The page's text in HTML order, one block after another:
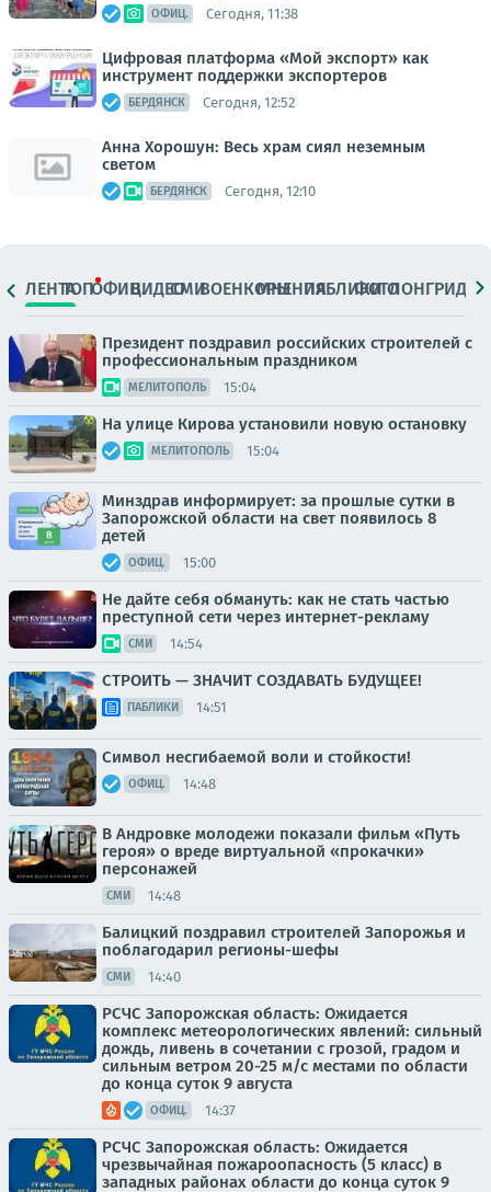
ОФИЦ. Сегодня, 11:38
Цифровая платформа «Мой экспорт» как
инструмент поддержки экспортеров
БЕРДЯНСК Сегодня, 12:52
Анна Хорошун: Весь храм сиял неземным
светом
БЕРДЯНСК Сегодня, 12:10
ЛЕНТАТОПОФИЦ.ВИДЕОСМИВОЕНКОРЫМНЕНИЯПАБЛИКИ
ФОТОЛОНГРИДЫ
Президент поздравил российских строителей с
профессиональным праздником
МЕЛИТОПОЛЬ 15:04
На улице Кирова установили новую остановку
МЕЛИТОПОЛЬ 15:04
Минздрав информирует: за прошлые сутки в
Запорожской области на свет появилось 8
детей
ОФИЦ. 15:00
Не дайте себя обмануть: как не стать частью
преступной сети через интернет-рекламу
СМИ 14:54
СТРОИТЬ — ЗНАЧИТ СОЗДАВАТЬ БУДУЩЕЕ!
ПАБЛИКИ 14:51
Символ несгибаемой воли и стойкости!
ОФИЦ. 14:48
В Андровке молодежи показали фильм «Путь
героя» о вреде виртуальной «прокачки»
персонажей
СМИ 14:48
Балицкий поздравил строителей Запорожья и
поблагодарил регионы-шефы
СМИ 14:40
РСЧС Запорожская область: Ожидается
комплекс метеорологических явлений: сильный
дождь, ливень в сочетании с грозой, градом и
сильным ветром 20-25 м/с местами по области
до конца суток 9 августа
ОФИЦ. 14:37
РСЧС Запорожская область: Ожидается
чрезвычайная пожароопасность (5 класс) в
западных районах области до конца суток 9